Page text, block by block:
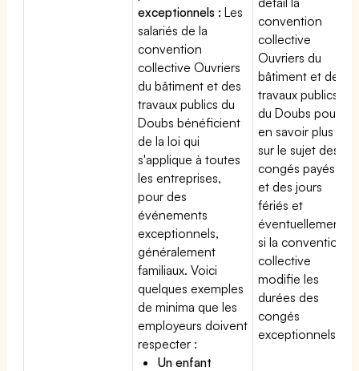
exceptionnels : Les
salariés de la
convention
collective Ouvriers
du bâtiment et des
travaux publics du
Doubs bénéficient
de la loi qui
s'applique à toutes
les entreprises,
pour des
événements
exceptionnels,
généralement
familiaux. Voici
quelques exemples
de minima que les
employeurs doivent
respecter :
Un enfant
convention
collective
Ouvriers du
bâtiment et des
travaux publics
du Doubs pour
en savoir plus
sur le sujet des
congés payés
et des jours
fériés et
éventuellement
si la convention
collective
modifie les
durées des
congés
exceptionnels.